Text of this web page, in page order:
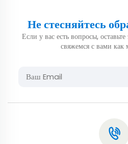
Не стесняйтесь
Если у вас есть вопросы,
свяжемся с вами как